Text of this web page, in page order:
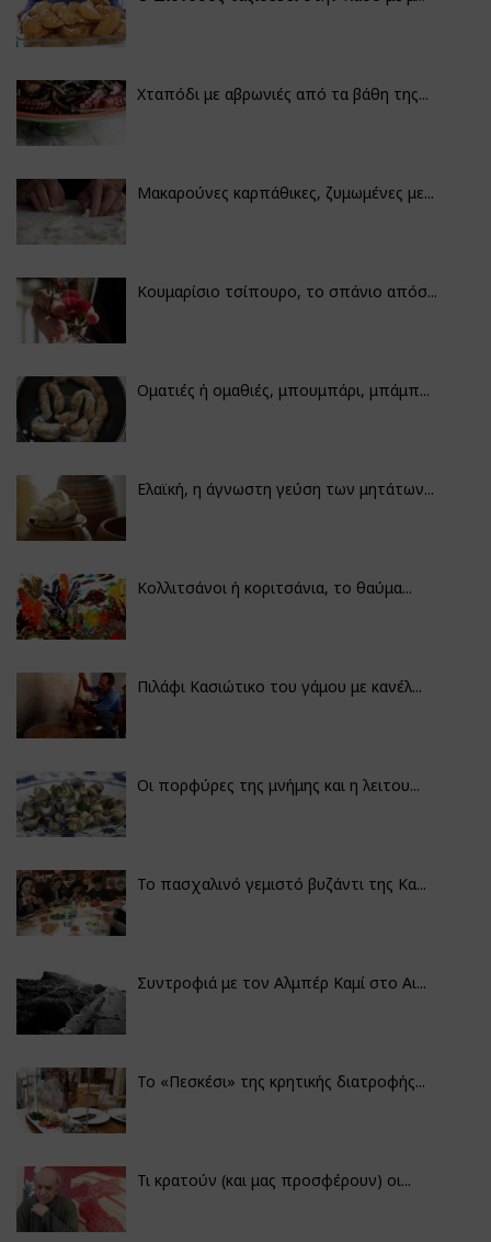
Χταπόδι με αβρωνιές από τα βάθη της...
Μακαρούνες καρπάθικες, ζυμωμένες με...
Κουμαρίσιο τσίπουρο, το σπάνιο απόσ...
Οματιές ή ομαθιές, μπουμπάρι, μπάμπ...
Ελαϊκή, η άγνωστη γεύση των μητάτων...
Κολλιτσάνοι ή κοριτσάνια, το θαύμα...
Πιλάφι Κασιώτικο του γάμου με κανέλ...
Οι πορφύρες της μνήμης και η λειτου...
Το πασχαλινό γεμιστό βυζάντι της Κα...
Συντροφιά με τον Αλμπέρ Καμί στο Αι...
Το «Πεσκέσι» της κρητικής διατροφής...
Τι κρατούν (και μας προσφέρουν) οι...